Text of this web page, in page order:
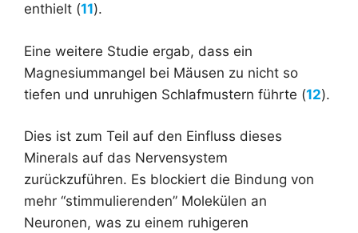
enthielt (11).
Eine weitere Studie ergab, dass ein
Magnesiummangel bei Mäusen zu nicht so
tiefen und unruhigen Schlafmustern führte (12).
Dies ist zum Teil auf den Einfluss dieses
Minerals auf das Nervensystem
zurückzuführen. Es blockiert die Bindung von
mehr “stimmulierenden” Molekülen an
Neuronen, was zu einem ruhigeren